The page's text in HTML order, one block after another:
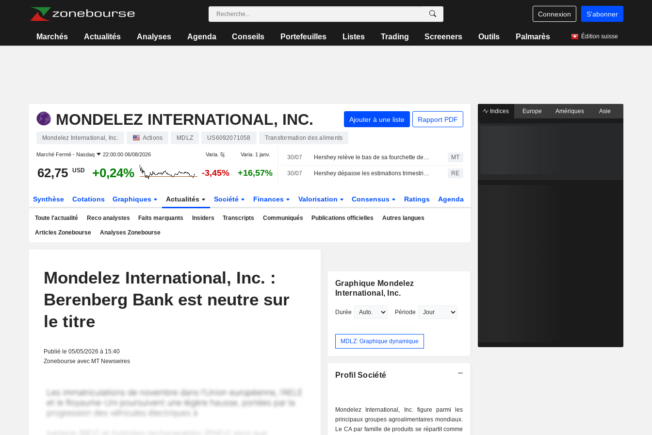
Connexion S'abonner
Marchés Actualités Analyses Agenda Conseils Portefeuilles Listes Trading Screeners Outils Palmarès Édition suisse
MONDELEZ INTERNATIONAL, INC. Ajouter à une liste Rapport PDF
Mondelez International, Inc. Actions MDLZ US6092071058 Transformation des aliments
Marché Fermé - Nasdaq 22:00:00 06/08/2026 Varia. 5j. Varia. 1 janv.
62,75 USD +0,24% -3,45% +16,57%
30/07 Hershey relève le bas de sa fourchette de prévisions annuelles après des résultats supérieurs aux attentes au deuxième trimestre MT
30/07 Hershey dépasse les estimations trimestrielles grâce à la hausse des prix et à la demande de snacks RE
Synthèse Cotations Graphiques Actualités Société Finances Valorisation Consensus Ratings Agenda
Toute l'actualité Reco analystes Faits marquants Insiders Transcripts Communiqués Publications officielles Autres langues
Articles Zonebourse Analyses Zonebourse
Mondelez International, Inc. :
Berenberg Bank est neutre sur
le titre
Publié le 05/05/2026 à 15:40
Zonebourse avec MT Newswires
Graphique Mondelez
International, Inc.
Durée Période
MDLZ: Graphique dynamique
Profil Société
Mondelez International, Inc. figure parmi les
principaux groupes agroalimentaires mondiaux.
Le CA par famille de produits se répartit comme
Indices Europe Amériques Asie